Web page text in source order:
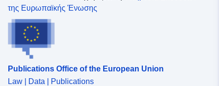
της Ευρωπαϊκής Ένωσης
Publications Office of the European Union
Law | Data | Publications